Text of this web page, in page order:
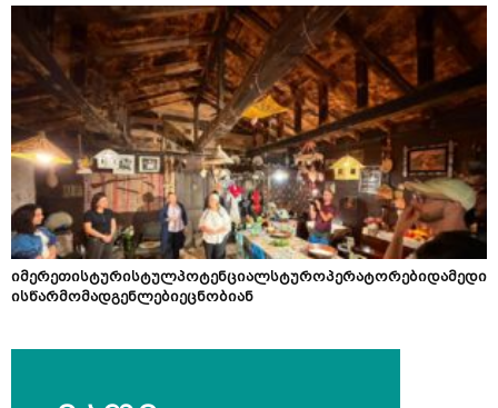
იმერეთისტურისტულპოტენციალსტუროპერატორებიდამედი
ისწარმომადგენლებიეცნობიან